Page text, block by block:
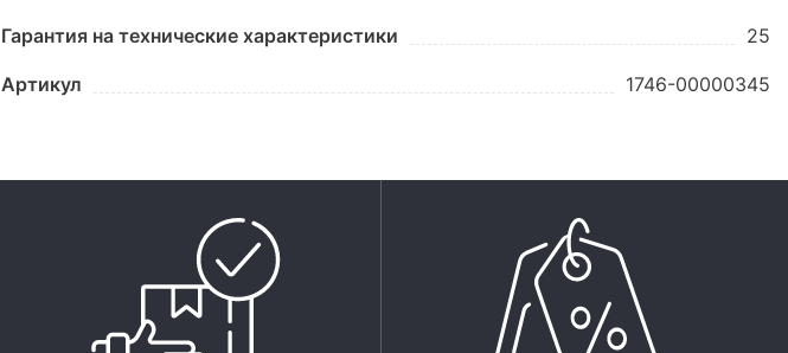
Гарантия на технические характеристики 25
Артикул 1746-00000345